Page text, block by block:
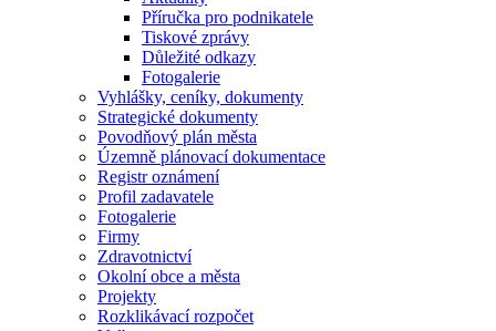
Příručka pro podnikatele
Tiskové zprávy
Důležité odkazy
Fotogalerie
Vyhlášky, ceníky, dokumenty
Strategické dokumenty
Povodňový plán města
Územně plánovací dokumentace
Registr oznámení
Profil zadavatele
Fotogalerie
Firmy
Zdravotnictví
Okolní obce a města
Projekty
Rozklikávací rozpočet